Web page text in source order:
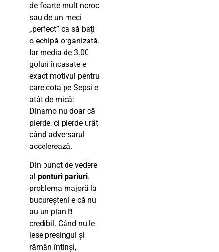
de foarte mult noroc
sau de un meci
„perfect” ca să bați
o echipă organizată.
Iar media de 3.00
goluri încasate e
exact motivul pentru
care cota pe Sepsi e
atât de mică:
Dinamo nu doar că
pierde, ci pierde urât
când adversarul
accelerează.
Din punct de vedere
al ponturi pariuri,
problema majoră la
bucureșteni e că nu
au un plan B
credibil. Când nu le
iese presingul și
rămân întinși,